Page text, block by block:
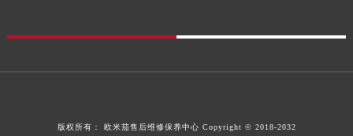
版权所有： 欧米茄售后维修保养中心 Copyright © 2018-2032